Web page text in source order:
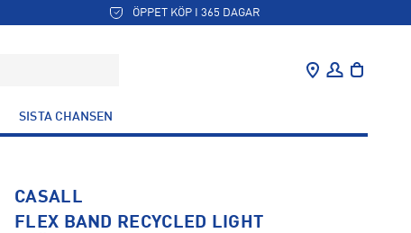
ÖPPET KÖP I 365 DAGAR
SISTA CHANSEN
CASALL
FLEX BAND RECYCLED LIGHT